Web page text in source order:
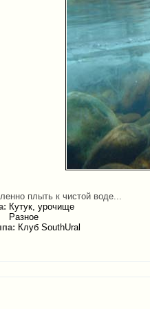
плыть к чистой воде...
Кутук, урочище
Разное
Клуб SouthUral